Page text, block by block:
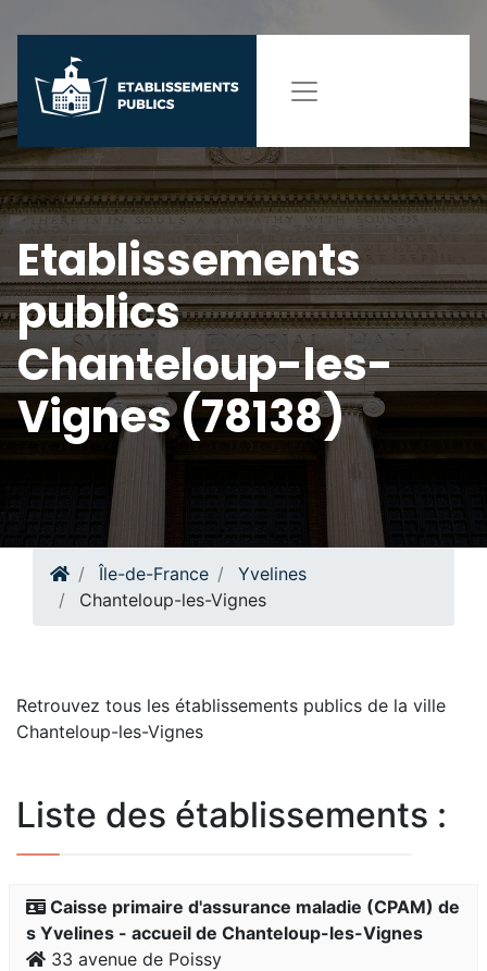
Etablissements
publics
Chanteloup-les-
Vignes (78138)
Île-de-France
Yvelines
Chanteloup-les-Vignes
Retrouvez tous les établissements publics de la ville
Chanteloup-les-Vignes
Liste des établissements :
Caisse primaire d'assurance maladie (CPAM) de
s Yvelines - accueil de Chanteloup-les-Vignes
33 avenue de Poissy